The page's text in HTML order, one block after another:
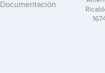
Documentación